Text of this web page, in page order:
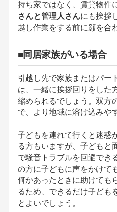
持ち家ではなく、賃貸物件
さんと管理人さんにも挨拶
越し作業をする前に顔を合
■同居家族がいる場合
引越し先で家族またはパー
は、一緒に挨拶回りをした
縮められるでしょう。双方
で、より地域に溶け込みや
子どもを連れて行くと迷惑
る方もいますが、子どもと
で騒音トラブルを回避でき
の方に子どもに声をかけて
何かあったときに助けても
るため、できるだけ子ども
とよいでしょう。